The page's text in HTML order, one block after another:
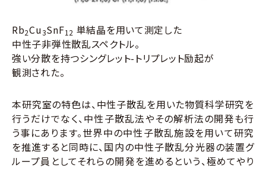
Rb2Cu3SnF12 単結晶を用いて測定した
中性子非弾性散乱スペクトル。
強い分散を持つシングレット-トリプレット励起が
観測された。
本研究室の特色は、中性子散乱を用いた物質科学研究を
行うだけでなく、中性子散乱法やその解析法の開発も行
う事にあります。世界中の中性子散乱施設を用いて研究
を推進すると同時に、国内の中性子散乱分光器の装置グ
ループ員としてそれらの開発を進めるという、極めてやり